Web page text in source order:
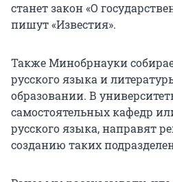
станет закон «О
пишут «Известия».
Также Минобрнауки
русского языка и
образовании. В
самостоятельных кафедр
русского языка, направят
созданию таких